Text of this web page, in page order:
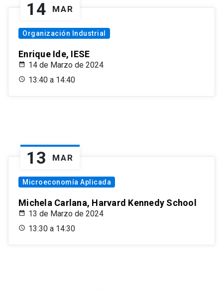
14 MAR
Organización Industrial
Enrique Ide, IESE
14 de Marzo de 2024
13:40 a 14:40
13 MAR
Microeconomía Aplicada
Michela Carlana, Harvard Kennedy School
13 de Marzo de 2024
13:30 a 14:30